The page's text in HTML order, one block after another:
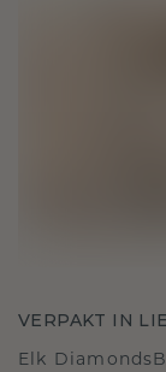
VERPAKT IN
Elk